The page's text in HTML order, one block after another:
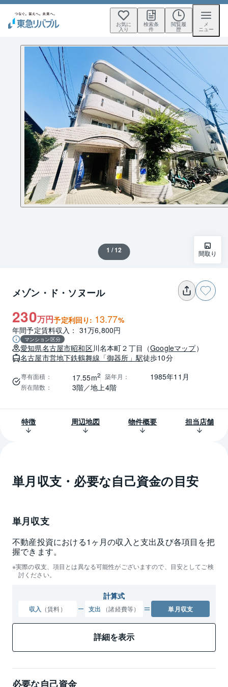
お気に
入り
検索条
件
閲覧履
歴
メ
ニュー
1 / 12 間取り
メゾン・ド・ソヌール
230万円予定利回り: 13.77%
年間予定賃料収入： 31万6,800円
マンション区分
愛知県名古屋市昭和区川名本町２丁目 （Googleマップ）
名古屋市営地下鉄鶴舞線 「御器所」駅徒歩10分
専有面積 ： 17.55m2 築年月 ： 1985年11月
所在階数 ： 3階／地上4階
特徴 周辺地図 物件概要 担当店舗
単月収支・必要な自己資金の目安
単月収支
不動産投資における1ヶ月の収入と支出及び各項目を把
握できます。
実際の収支、項目とは異なる可能性がございますので、目安としてご検
討ください。
計算式
収入 （賃料） 支出 （諸経費等） 単月収支
詳細を表示
必要な自己資金